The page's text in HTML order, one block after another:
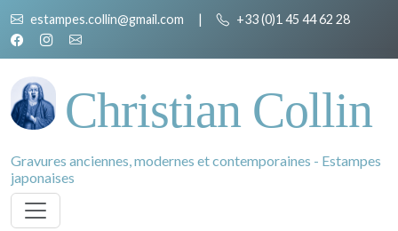
estampes.collin@gmail.com | +33 (0)1 45 44 62 28
Christian Collin
Gravures anciennes, modernes et contemporaines - Estampes
japonaises